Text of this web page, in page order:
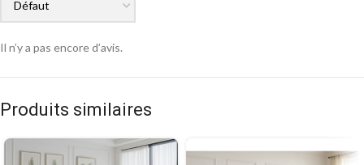
Il n’y a pas encore d’avis.
Produits similaires